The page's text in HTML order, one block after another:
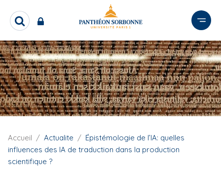
e
r
a
u
c
o
n
R
c
h
e
r
c
h
e
r
F
i
d
Accueil Actualite
Épistémologie de l’IA: quelles
influences des IA de traduction dans la production
scientifique ?